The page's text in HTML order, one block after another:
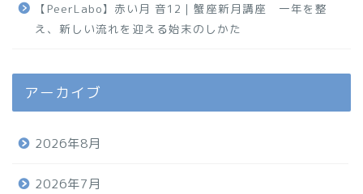
【PeerLabo】赤い月 音12｜蟹座新月講座 一年を整
え、新しい流れを迎える始末のしかた
アーカイブ
2026年8月
2026年7月